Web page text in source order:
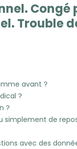
Congé
Trouble
avant ?
?
?
simplement de
avec des